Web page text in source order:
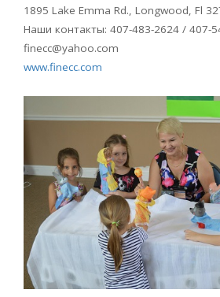
1895 Lake Emma Rd., Longwood, Fl
Наши контакты: 407-483-2624 / 407-
finecc@yahoo.com
www.finecc.com